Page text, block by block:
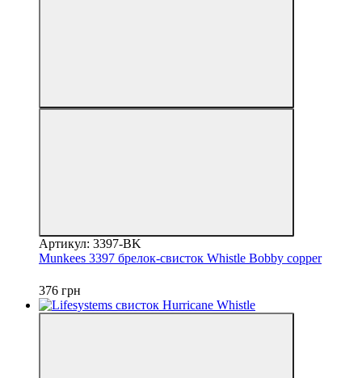
Артикул: 3397-BK
Munkees 3397 брелок-свисток Whistle Bobby copper
376 грн